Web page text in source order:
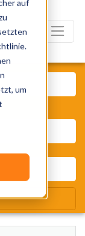
auf
um
Zelte, Bands,